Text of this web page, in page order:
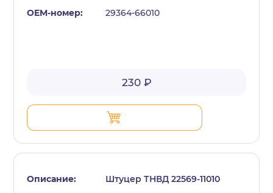
29364-66010
230 ₽
Штуцер ТНВД 22569-11010